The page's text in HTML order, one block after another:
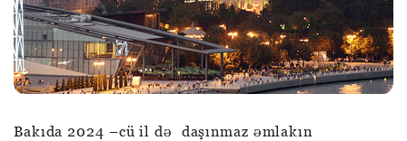
Bakıda 2024 –cü il də daşınmaz əmlakın